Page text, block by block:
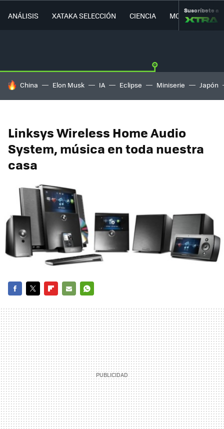
ANÁLISIS XATAKA SELECCIÓN CIENCIA MOVILIDAD
Suscríbete a
HOY SE HABLA DE
China Elon Musk IA Eclipse Miniserie Japón
Linksys Wireless Home Audio
System, música en toda nuestra
casa
MAIL